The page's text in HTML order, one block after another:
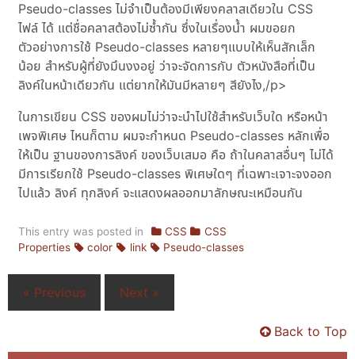
Pseudo-classes ไม่จำเป็นต้องมีเพียงคลาสเดียวใน CSS
ไฟล์ ได้ แต่ชื่อคลาสต้องไม่ซ้ำกัน ซึ่งในเรื่องน้ำ ผมขอยก
ตัวอย่างการใช้ Pseudo-classes หลายๆแบบให้เห็นสักเล็ก
น้อย สำหรับผู้ที่ยังมึนงงอยู่ ว่าจะจัดการกับ ตัวหนังสือที่เป็น
ลิงค์ในหน้าเดียวกัน แต่ยากให้มันมีหลายๆ สียังไง,/p>
ในการเขียน CSS ของผมไม่ว่าจะนำไปใช้สำหรับเว็บใด หรือหน้า
เพจพิเศษ ไหนก็ตาม ผมจะกำหนด Pseudo-classes หลักเพื่อ
ให้เป็น ฐานของการลิงค์ ของเว็บเสมอ คือ ถ้าในคลาสอื่นๆ ไม่ได้
มีการเรียกใช้ Pseudo-classes พิเศษใดๆ ที่เฉพาะเจาะจงออก
ไปแล้ว ลิงค์ ทุกลิงค์ จะแสดงผลออกมาลักษณะเหมือนกัน
This entry was posted in CSS
CSS
Properties
color link Pseudo-classes
« Previous Next »
Back to Top